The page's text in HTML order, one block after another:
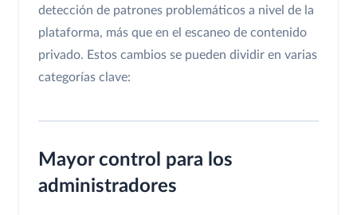
detección de patrones problemáticos a nivel de la
plataforma, más que en el escaneo de contenido
privado. Estos cambios se pueden dividir en varias
categorías clave:
Mayor control para los
administradores